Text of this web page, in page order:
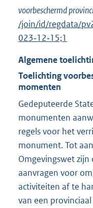
voorbeschermd
/join/id/regdata/
023‑12‑15;1
Algemene
Toelichting
momenten
Gedeputeerde
monumenten
regels voor het
monument. Tot
Omgevingswet
aanvragen voor
activiteiten af te
van een